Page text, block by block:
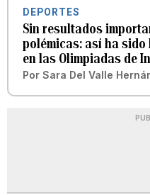
DEPORTES
Sin resultados
polémicas: así ha
en las Olimpiadas de
Por Sara Del Valle